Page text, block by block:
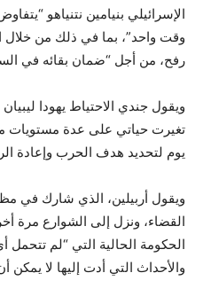
الإسرائيلي بنيامين نتنياهو
وقت واحد”، بما في ذلك من خلال
رفح، من أجل “ضمان بقائه في
ويقول جندي الاحتياط يهودا
يوم لتحديد هدف الحرب وإعادة
الحكومة الحالية التي “لم
والأحداث التي أدت إليها لا يمكن